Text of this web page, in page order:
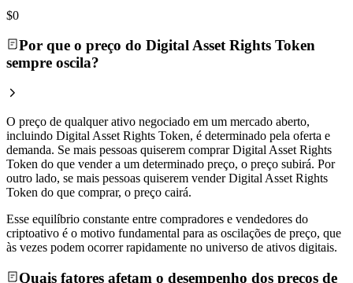
$0
Por que o preço do Digital Asset Rights Token
sempre oscila?
O preço de qualquer ativo negociado em um mercado aberto,
incluindo Digital Asset Rights Token, é determinado pela oferta e
demanda. Se mais pessoas quiserem comprar Digital Asset Rights
Token do que vender a um determinado preço, o preço subirá. Por
outro lado, se mais pessoas quiserem vender Digital Asset Rights
Token do que comprar, o preço cairá.
Esse equilíbrio constante entre compradores e vendedores do
criptoativo é o motivo fundamental para as oscilações de preço, que
às vezes podem ocorrer rapidamente no universo de ativos digitais.
Quais fatores afetam o desempenho dos preços de